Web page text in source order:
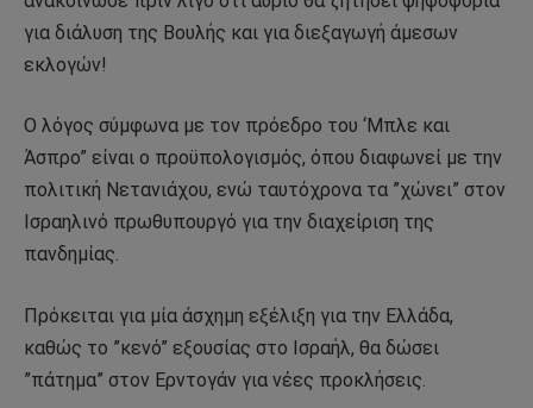
για διάλυση της Βουλής και για διεξαγωγή άμεσων
εκλογών!
Ο λόγος σύμφωνα με τον πρόεδρο του ‘Μπλε και
Άσπρο” είναι ο προϋπολογισμός, όπου διαφωνεί με την
πολιτική Νετανιάχου, ενώ ταυτόχρονα τα ”χώνει” στον
Ισραηλινό πρωθυπουργό για την διαχείριση της
πανδημίας.
Πρόκειται για μία άσχημη εξέλιξη για την Ελλάδα,
καθώς το ”κενό” εξουσίας στο Ισραήλ, θα δώσει
”πάτημα” στον Ερντογάν για νέες προκλήσεις.